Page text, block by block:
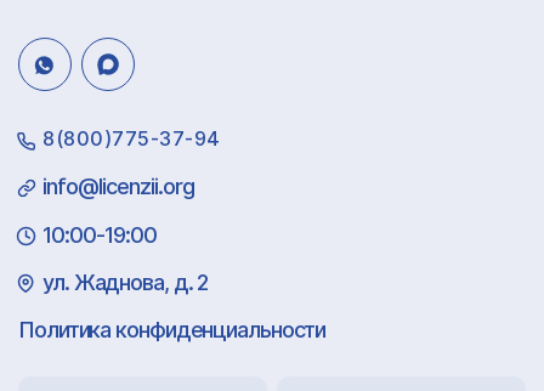
8(800)775-37-94
info@licenzii.org
10:00-19:00
ул. Жаднова, д. 2
Политика конфиденциальности